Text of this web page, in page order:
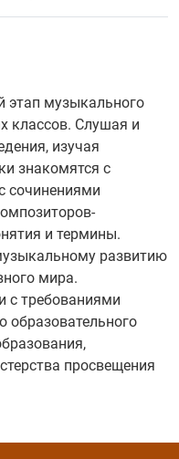
этап музыкального
классов. Слушая и
изучая
знакомятся с
сочинениями
и термины.
развитию
мира.
с требованиями
образовательного
просвещения